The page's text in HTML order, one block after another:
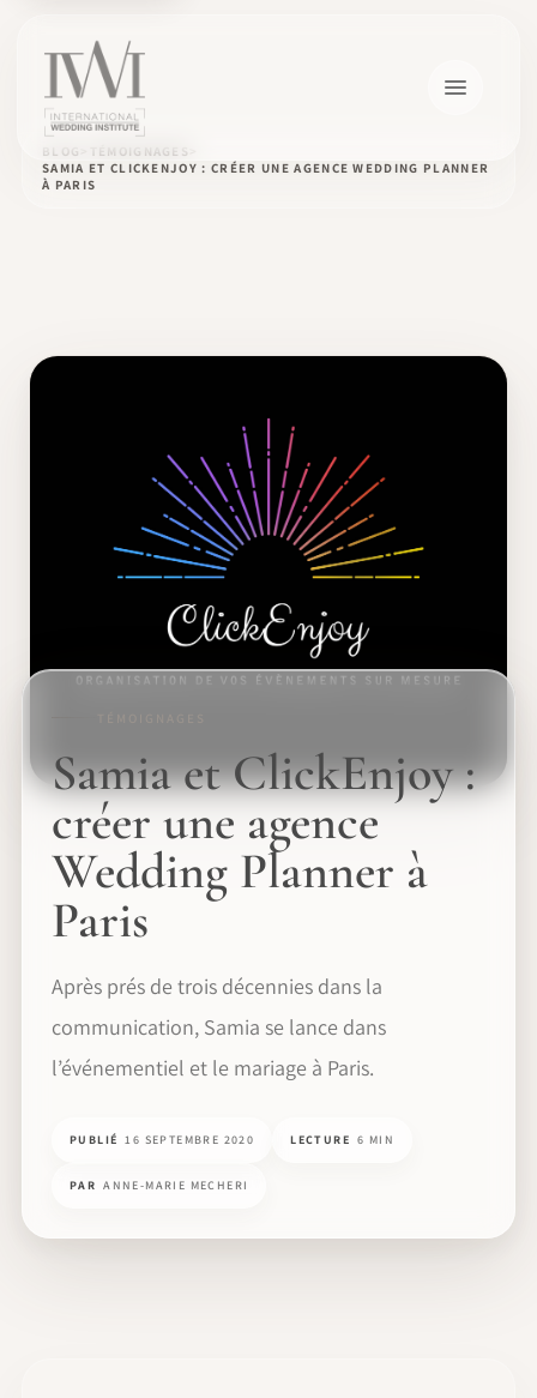
BLOG
TÉMOIGNAGES
SAMIA ET CLICKENJOY : CRÉER UNE AGENCE WEDDING PLANNER
À PARIS
Samia et ClickEnjoy :
créer une agence
Wedding Planner à
Paris
Après prés de trois décennies dans la
communication, Samia se lance dans
l’événementiel et le mariage à Paris.
PUBLIÉ 16 SEPTEMBRE 2020 LECTURE 6 MIN
PAR ANNE-MARIE MECHERI